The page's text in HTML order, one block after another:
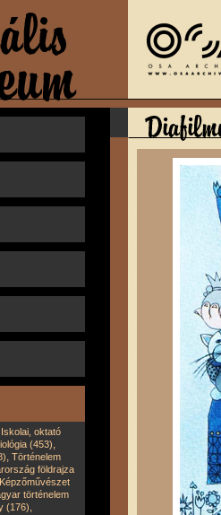
Iskolai, oktató
(453),
, Történelem
földrajza
Képzőművészet
történelem
(176),